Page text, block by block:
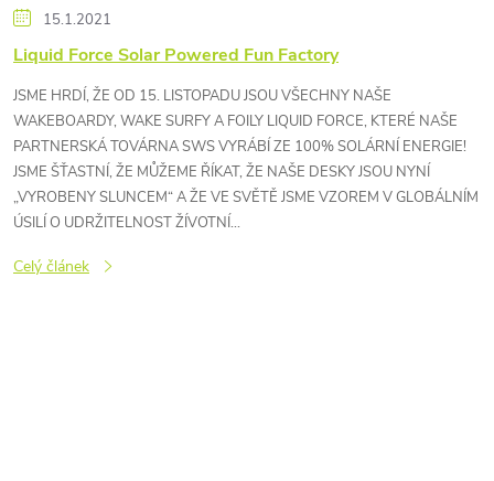
15.1.2021
Liquid Force Solar Powered Fun Factory
JSME HRDÍ, ŽE OD 15. LISTOPADU JSOU VŠECHNY NAŠE
WAKEBOARDY, WAKE SURFY A FOILY LIQUID FORCE, KTERÉ NAŠE
PARTNERSKÁ TOVÁRNA SWS VYRÁBÍ ZE 100% SOLÁRNÍ ENERGIE!
JSME ŠŤASTNÍ, ŽE MŮŽEME ŘÍKAT, ŽE NAŠE DESKY JSOU NYNÍ
„VYROBENY SLUNCEM“ A ŽE VE SVĚTĚ JSME VZOREM V GLOBÁLNÍM
ÚSILÍ O UDRŽITELNOST ŽÍVOTNÍ...
Celý článek